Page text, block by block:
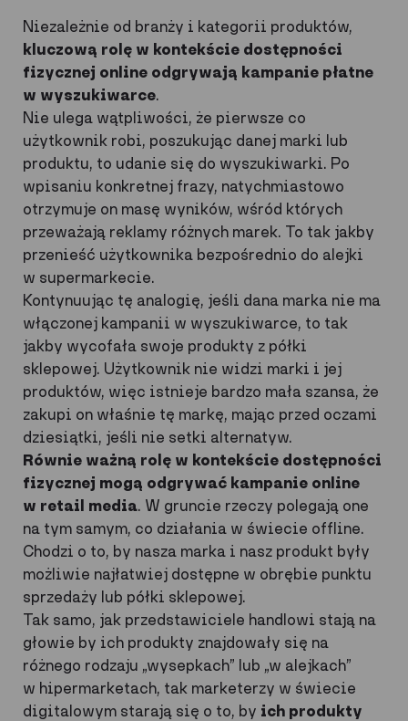
Niezależnie od branży i kategorii produktów,
kluczową rolę w kontekście dostępności
fizycznej online odgrywają kampanie płatne
w wyszukiwarce.
Nie ulega wątpliwości, że pierwsze co
użytkownik robi, poszukując danej marki lub
produktu, to udanie się do wyszukiwarki. Po
wpisaniu konkretnej frazy, natychmiastowo
otrzymuje on masę wyników, wśród których
przeważają reklamy różnych marek. To tak jakby
przenieść użytkownika bezpośrednio do alejki
w supermarkecie.
Kontynuując tę analogię, jeśli dana marka nie ma
włączonej kampanii w wyszukiwarce, to tak
jakby wycofała swoje produkty z półki
sklepowej. Użytkownik nie widzi marki i jej
produktów, więc istnieje bardzo mała szansa, że
zakupi on właśnie tę markę, mając przed oczami
dziesiątki, jeśli nie setki alternatyw.
Równie ważną rolę w kontekście dostępności
fizycznej mogą odgrywać kampanie online
w retail media. W gruncie rzeczy polegają one
na tym samym, co działania w świecie offline.
Chodzi o to, by nasza marka i nasz produkt były
możliwie najłatwiej dostępne w obrębie punktu
sprzedaży lub półki sklepowej.
Tak samo, jak przedstawiciele handlowi stają na
głowie by ich produkty znajdowały się na
różnego rodzaju „wysepkach” lub „w alejkach”
w hipermarketach, tak marketerzy w świecie
digitalowym starają się o to, by ich produkty